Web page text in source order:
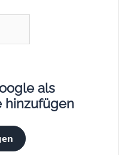
als
hinzufügen